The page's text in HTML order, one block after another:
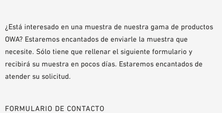
BIBLIOTECA BIM/REVIT
VÍDEOS
PEDIDO DE MUESTRAS
¿Está interesado en una muestra de nuestra gama de productos
OWA? Estaremos encantados de enviarle la muestra que
necesite. Sólo tiene que rellenar el siguiente formulario y
recibirá su muestra en pocos días. Estaremos encantados de
atender su solicitud.
FORMULARIO DE CONTACTO